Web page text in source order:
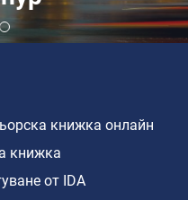
книжка онлайн
книжка
от IDA